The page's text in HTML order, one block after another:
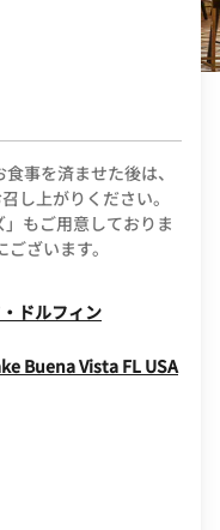
事を済ませた後は、
し上がりください。
もご用意しておりま
ざいます。
ドルフィンOpens In
Buena Vista FL USA